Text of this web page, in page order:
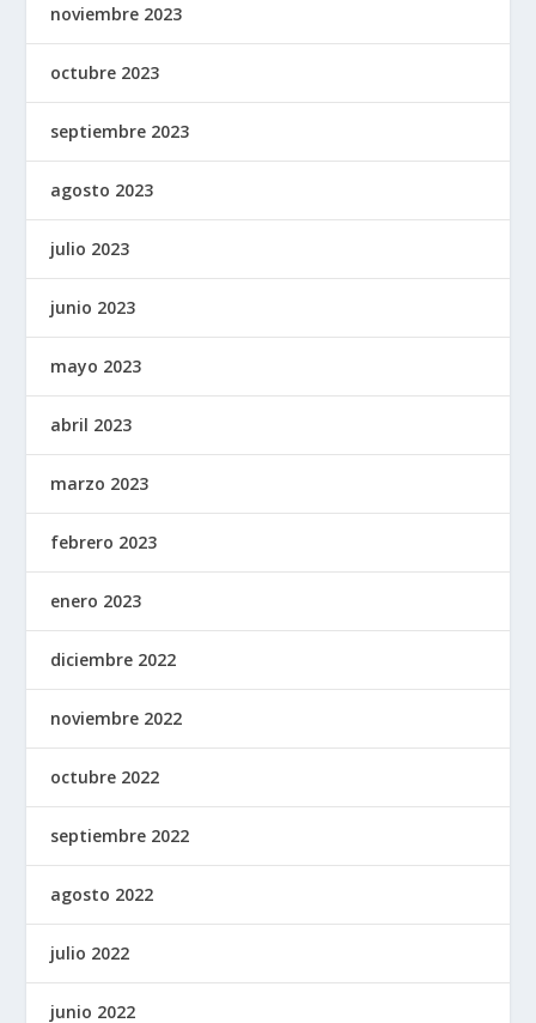
noviembre 2023
octubre 2023
septiembre 2023
agosto 2023
julio 2023
junio 2023
mayo 2023
abril 2023
marzo 2023
febrero 2023
enero 2023
diciembre 2022
noviembre 2022
octubre 2022
septiembre 2022
agosto 2022
julio 2022
junio 2022